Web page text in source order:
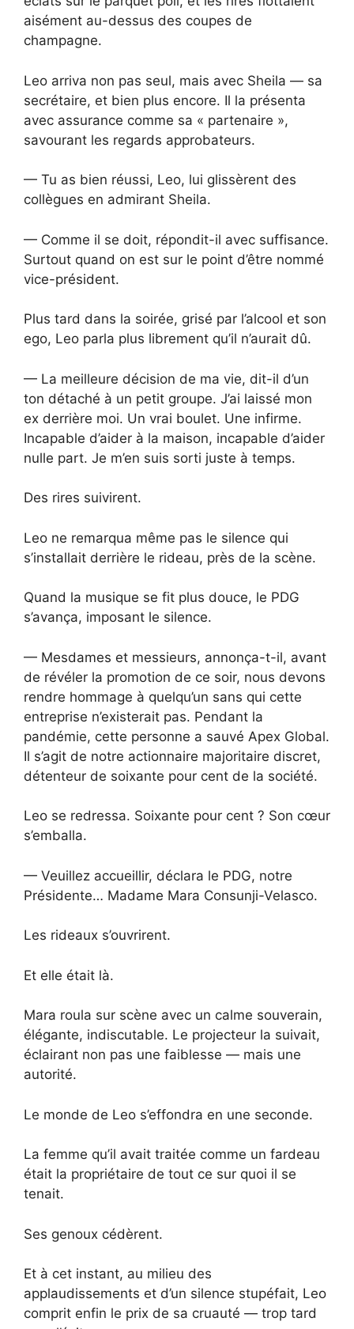
aisément au-dessus des coupes de
champagne.
Leo arriva non pas seul, mais avec Sheila — sa
secrétaire, et bien plus encore. Il la présenta
avec assurance comme sa « partenaire »,
savourant les regards approbateurs.
— Tu as bien réussi, Leo, lui glissèrent des
collègues en admirant Sheila.
— Comme il se doit, répondit-il avec suffisance.
Surtout quand on est sur le point d’être nommé
vice-président.
Plus tard dans la soirée, grisé par l’alcool et son
ego, Leo parla plus librement qu’il n’aurait dû.
— La meilleure décision de ma vie, dit-il d’un
ton détaché à un petit groupe. J’ai laissé mon
ex derrière moi. Un vrai boulet. Une infirme.
Incapable d’aider à la maison, incapable d’aider
nulle part. Je m’en suis sorti juste à temps.
Des rires suivirent.
Leo ne remarqua même pas le silence qui
s’installait derrière le rideau, près de la scène.
Quand la musique se fit plus douce, le PDG
s’avança, imposant le silence.
— Mesdames et messieurs, annonça-t-il, avant
de révéler la promotion de ce soir, nous devons
rendre hommage à quelqu’un sans qui cette
entreprise n’existerait pas. Pendant la
pandémie, cette personne a sauvé Apex Global.
Il s’agit de notre actionnaire majoritaire discret,
détenteur de soixante pour cent de la société.
Leo se redressa. Soixante pour cent ? Son cœur
s’emballa.
— Veuillez accueillir, déclara le PDG, notre
Présidente… Madame Mara Consunji-Velasco.
Les rideaux s’ouvrirent.
Et elle était là.
Mara roula sur scène avec un calme souverain,
élégante, indiscutable. Le projecteur la suivait,
éclairant non pas une faiblesse — mais une
autorité.
Le monde de Leo s’effondra en une seconde.
La femme qu’il avait traitée comme un fardeau
était la propriétaire de tout ce sur quoi il se
tenait.
Ses genoux cédèrent.
Et à cet instant, au milieu des
applaudissements et d’un silence stupéfait, Leo
comprit enfin le prix de sa cruauté — trop tard